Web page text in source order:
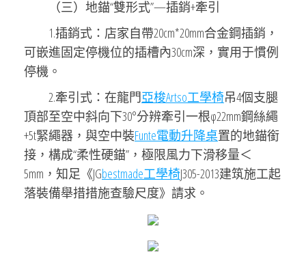
（三）地錨“雙形式”—插銷+牽引
1.插銷式：店家自帶20cm*20mm合金鋼插銷，
可嵌進固定停機位的插槽內30cm深，實用于慣例
停機。
2.牽引式：在龍門亞梭Artso工學椅吊4個支腿
頂部至空中斜向下30°分辨牽引一根φ22mm鋼絲繩
+5t緊繩器，與空中裝Funte電動升降桌置的地錨銜
接，構成“柔性硬錨”，極限風力下滑移量＜
5mm，知足《JGbestmade工學椅J305-2013建筑施工起
落裝備舉措措施查驗尺度》請求。